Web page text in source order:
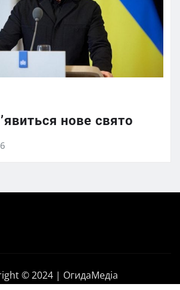
нове свято
© 2024 | ОгидаМедіа